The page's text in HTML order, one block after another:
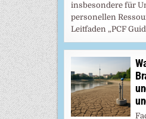
insbesondere für
personellen
Leitfaden „PCF